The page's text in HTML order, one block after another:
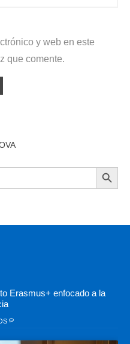
y web en este
que comente.
BOTÓN DE
Erasmus+ enfocado a la